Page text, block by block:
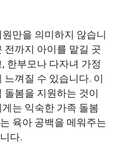
만을 의미하지 않습니
전까지 아이를 맡길 곳
한부모나 다자녀 가정
껴질 수 있습니다. 이
돌봄을 지원하는 것이
는 익숙한 가족 돌봄
육아 공백을 메워주는
다.